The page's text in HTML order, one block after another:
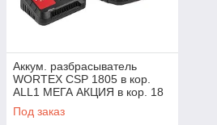
Аккум. разбрасыватель
WORTEX CSP 1805 в кор.
ALL1 МЕГА АКЦИЯ в кор. 18
В, 1 АКБ 2 А.ч. + з/у шир. 5м
(WORTEX)
Под заказ